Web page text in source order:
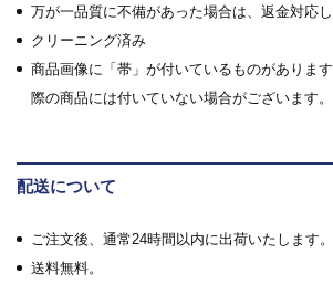
万が一品質に不備があった場合は、返金対応し
クリーニング済み
商品画像に「帯」が付いているものがありま
際の商品には付いていない場合がございます。
配送について
ご注文後、通常24時間以内に出荷いたします。
送料無料。